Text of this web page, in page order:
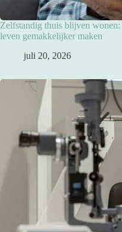
Zelfstandig thuis blijven
leven gemakkelijker maken
juli 20, 2026